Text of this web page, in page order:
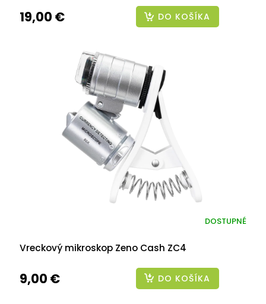
19,00 € DO KOŠÍKA
Vreckový mikroskop Zeno Cash ZC4
DOSTUPNÉ
9,00 € DO KOŠÍKA